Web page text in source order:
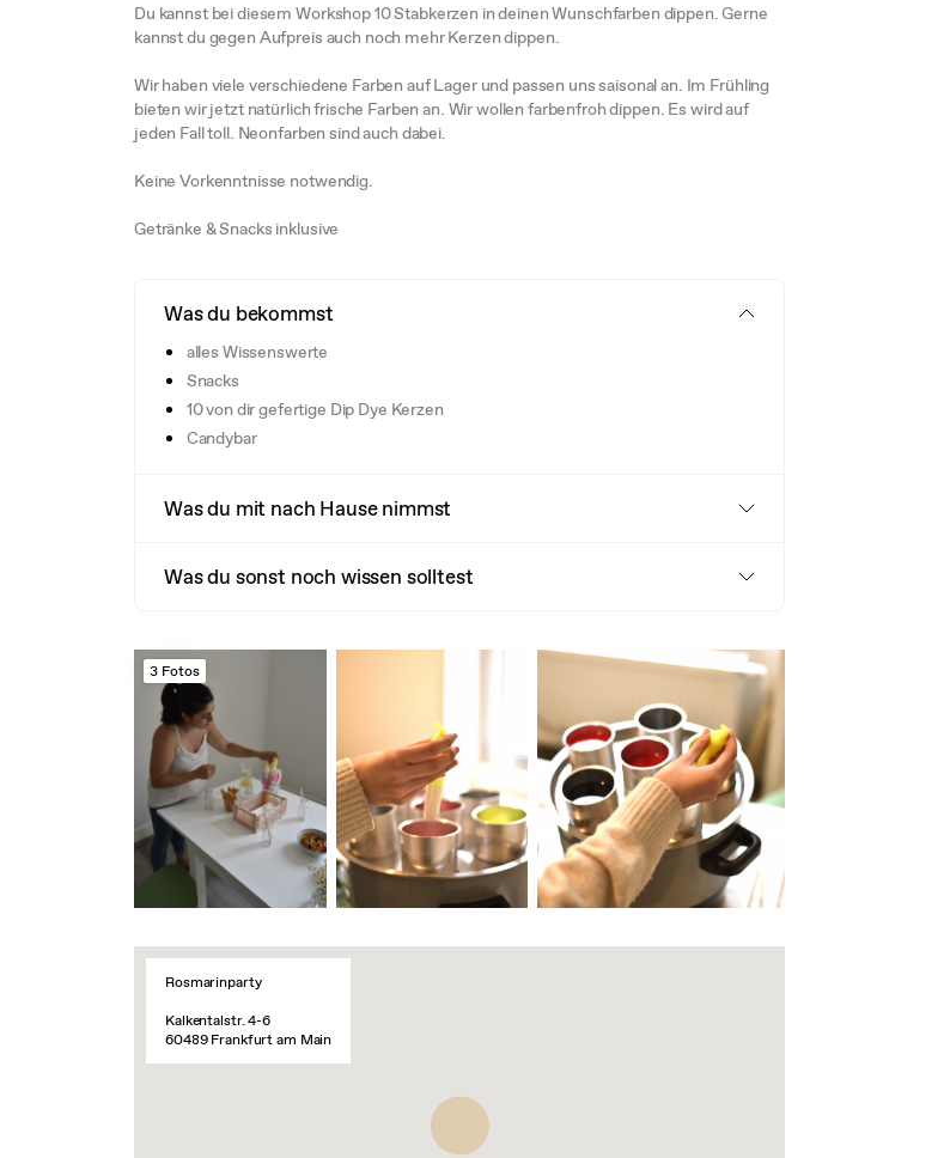
Du kannst bei diesem Workshop 10 Stabkerzen in deinen Wunschfarben dippen. Gerne
kannst du gegen Aufpreis auch noch mehr Kerzen dippen.
Wir haben viele verschiedene Farben auf Lager und passen uns saisonal an. Im Frühling
bieten wir jetzt natürlich frische Farben an. Wir wollen farbenfroh dippen. Es wird auf
jeden Fall toll. Neonfarben sind auch dabei.
Keine Vorkenntnisse notwendig.
Getränke & Snacks inklusive
Was du bekommst
alles Wissenswerte
Snacks
10 von dir gefertige Dip Dye Kerzen
Candybar
Was du mit nach Hause nimmst
Was du sonst noch wissen solltest
3 Fotos
Rosmarinparty
Kalkentalstr. 4-6
60489 Frankfurt am Main